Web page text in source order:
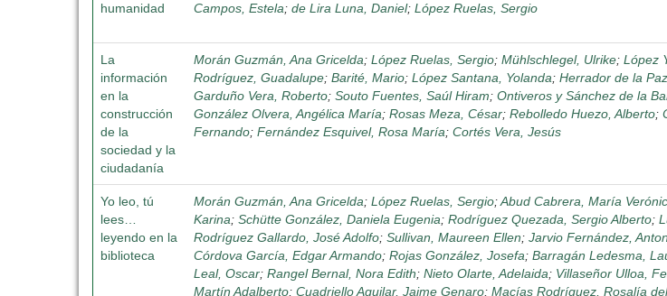
humanidad
Campos, Estela; de Lira Luna, Daniel; López Ruelas, Sergio
La
información
en la
construcción
de la
sociedad y la
ciudadanía
Morán Guzmán, Ana Gricelda; López Ruelas, Sergio; Mühlschlegel, Ulrike; López
Rodríguez, Guadalupe; Barité, Mario; López Santana, Yolanda; Herrador de la
Garduño Vera, Roberto; Souto Fuentes, Saúl Hiram; Ontiveros y Sánchez de la
González Olvera, Angélica María; Rosas Meza, César; Rebolledo Huezo, Alberto;
Fernando; Fernández Esquivel, Rosa María; Cortés Vera, Jesús
Yo leo, tú
lees…
leyendo en la
biblioteca
Morán Guzmán, Ana Gricelda; López Ruelas, Sergio;Abud Cabrera, María
Karina; Schütte González, Daniela Eugenia; Rodríguez Quezada, Sergio Alberto;
Rodríguez Gallardo, José Adolfo; Sullivan, Maureen Ellen; Jarvio Fernández,
Córdova García, Edgar Armando; Rojas González, Josefa; Barragán Ledesma,
Leal, Oscar; Rangel Bernal, Nora Edith; Nieto Olarte, Adelaida; Villaseñor Ulloa,
Martín Adalberto; Cuadriello Aguilar, Jaime Genaro; Macías Rodríguez, Rosalía